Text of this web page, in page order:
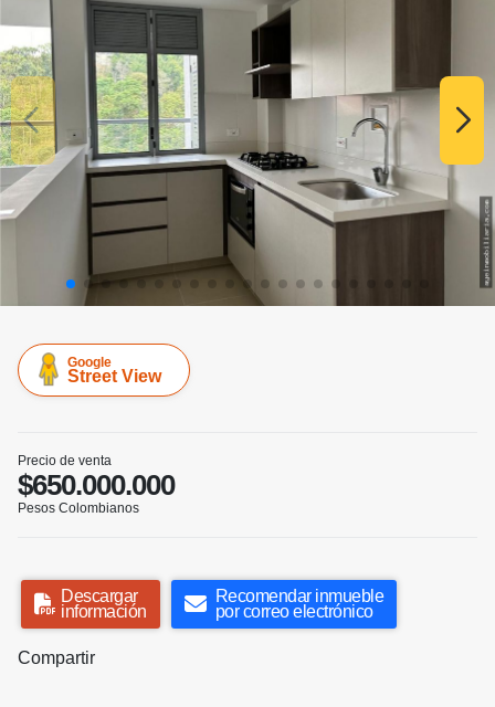
Google
Street View
Precio de venta
$650.000.000
Pesos Colombianos
Descargar
información
Recomendar inmueble
por correo electrónico
Compartir